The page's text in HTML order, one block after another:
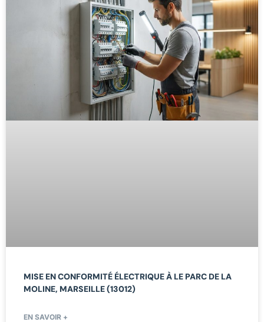
MISE EN CONFORMITÉ ÉLECTRIQUE À LE PARC DE LA
MOLINE, MARSEILLE (13012)
EN SAVOIR +